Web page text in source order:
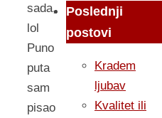
sada,
lol
Puno
puta
sam
pisao
Poslednji
postovi
Kradem
ljubav
Kvalitet ili